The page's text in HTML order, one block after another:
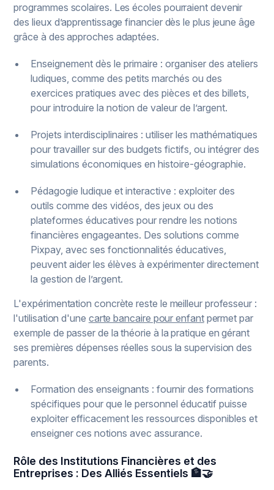
programmes scolaires. Les écoles pourraient devenir
des lieux d’apprentissage financier dès le plus jeune âge
grâce à des approches adaptées.
Enseignement dès le primaire : organiser des ateliers
ludiques, comme des petits marchés ou des
exercices pratiques avec des pièces et des billets,
pour introduire la notion de valeur de l’argent.
Projets interdisciplinaires : utiliser les mathématiques
pour travailler sur des budgets fictifs, ou intégrer des
simulations économiques en histoire-géographie.
Pédagogie ludique et interactive : exploiter des
outils comme des vidéos, des jeux ou des
plateformes éducatives pour rendre les notions
financières engageantes. Des solutions comme
Pixpay, avec ses fonctionnalités éducatives,
peuvent aider les élèves à expérimenter directement
la gestion de l’argent.
L'expérimentation concrète reste le meilleur professeur :
l'utilisation d'une carte bancaire pour enfantpermet par
exemple de passer de la théorie à la pratique en gérant
ses premières dépenses réelles sous la supervision des
parents.
Formation des enseignants : fournir des formations
spécifiques pour que le personnel éducatif puisse
exploiter efficacement les ressources disponibles et
enseigner ces notions avec assurance.
Rôle des Institutions Financières et des
Entreprises : Des Alliés Essentiels 🏦🤝